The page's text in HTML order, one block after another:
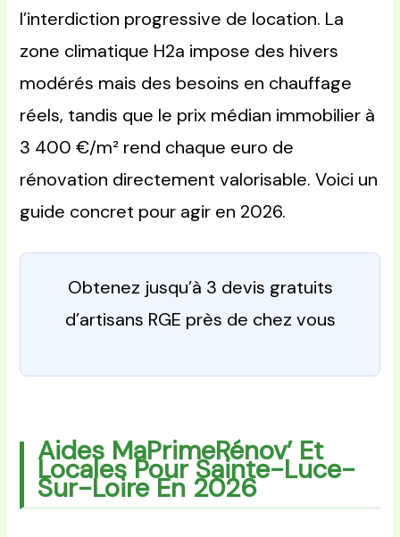
l’interdiction progressive de location. La
zone climatique H2a impose des hivers
modérés mais des besoins en chauffage
réels, tandis que le prix médian immobilier à
3 400 €/m² rend chaque euro de
rénovation directement valorisable. Voici un
guide concret pour agir en 2026.
Obtenez jusqu’à 3 devis gratuits
d’artisans RGE près de chez vous
Aides MaPrimeRénov’ Et
Locales Pour Sainte-Luce-
Sur-Loire En 2026